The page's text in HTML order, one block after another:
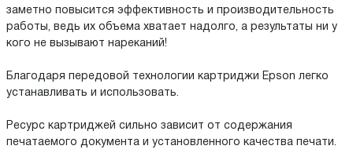
заметно повысится эффективность и производительность
работы, ведь их объема хватает надолго, а результаты ни у
кого не вызывают нареканий!
Благодаря передовой технологии картриджи Epson легко
устанавливать и использовать.
Ресурс картриджей сильно зависит от содержания
печатаемого документа и установленного качества печати.